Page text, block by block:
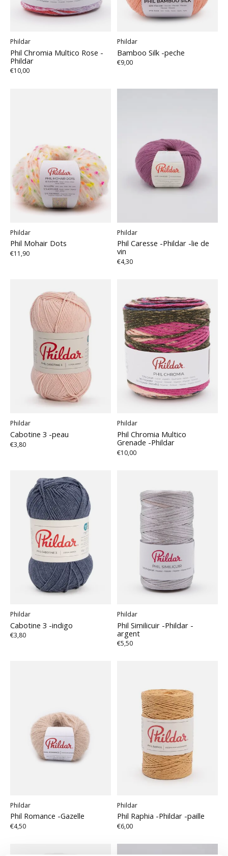
Phildar
Phil Chromia Multico Rose -
Phildar
€10,00
Phildar
Bamboo Silk -peche
€9,00
Phildar
Phil Mohair Dots
€11,90
Phildar
Phil Caresse -Phildar -lie de
vin
€4,30
Phildar
Cabotine 3 -peau
€3,80
Phildar
Phil Chromia Multico
Grenade -Phildar
€10,00
Phildar
Cabotine 3 -indigo
€3,80
Phildar
Phil Similicuir -Phildar -
argent
€5,50
Phildar
Phil Romance -Gazelle
€4,50
Phildar
Phil Raphia -Phildar -paille
€6,00